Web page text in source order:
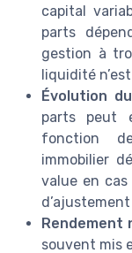
capital
parts
gestion à
liquidité
Évolution
parts peut
fonction
immobilier
value en
Rendement
souvent mis